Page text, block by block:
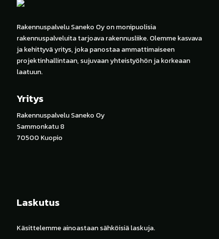
Rakennuspalvelu Saneko Oy on monipuolisia
rakennuspalveluita tarjoava rakennusliike. Olemme kasvava
ja kehittyvä yritys, joka panostaa ammattimaiseen
projektinhallintaan, sujuvaan yhteistyöhön ja korkeaan
laatuun.
Yritys
Rakennuspalvelu Saneko Oy
Sammonkatu 8
70500 Kuopio
Laskutus
Käsittelemme ainoastaan sähköisiä laskuja.